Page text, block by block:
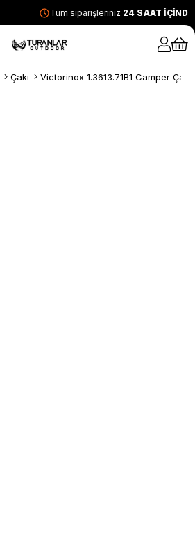
Tüm siparişleriniz 24 SAAT İÇİNDE
Çakı Victorinox 1.3613.71B1 Camper